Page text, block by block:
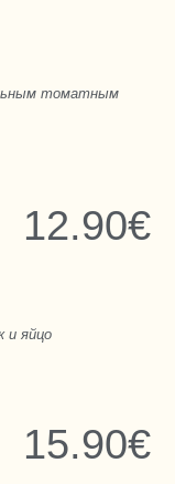
томатным
12.90€
и яйцо
15.90€